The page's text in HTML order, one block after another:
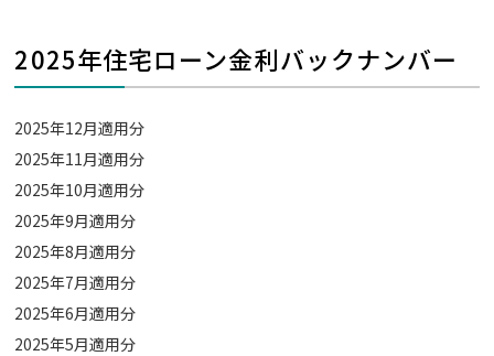
2025年住宅ローン金利バックナンバー
2025年12月適用分
2025年11月適用分
2025年10月適用分
2025年9月適用分
2025年8月適用分
2025年7月適用分
2025年6月適用分
2025年5月適用分